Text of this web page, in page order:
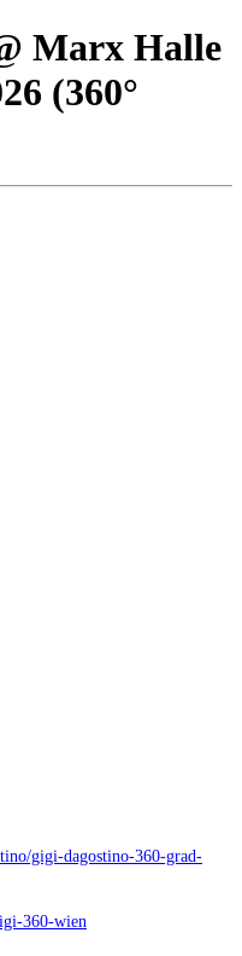
Marx Halle
(360°
gigi-dagostino-360-grad-
360-wien